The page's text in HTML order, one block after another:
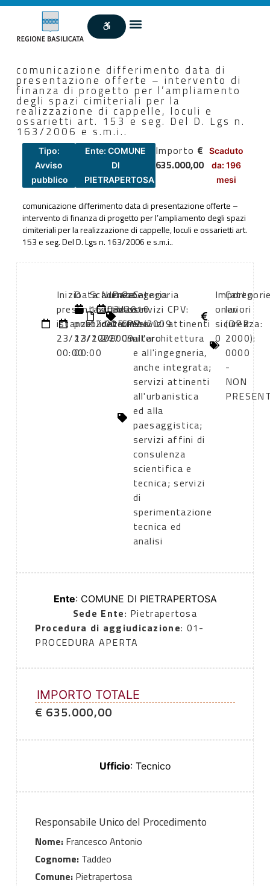
comunicazione differimento data di
presentazione offerte – intervento di
finanza di progetto per l’ampliamento
degli spazi cimiteriali per la
realizzazione di cappelle, loculi e
ossarietti art. 153 e seg. Del D. Lgs n.
163/2006 e s.m.i..
Tipo:
Avviso
pubblico
Ente: COMUNE
DI
PIETRAPERTOSA
Importo €
635.000,00
Scaduto
da: 196
mesi
comunicazione differimento data di presentazione offerte –
intervento di finanza di progetto per l’ampliamento degli spazi
cimiteriali per la realizzazione di cappelle, loculi e ossarietti art.
153 e seg. Del D. Lgs n. 163/2006 e s.m.i..
Inizio
presentazione
istanze:
23/12/2009
00:00
Data
di
pubblicazione:
23/12/2009
00:00
Scadenza:
16/03/2010
12:00
Numero
atto:
determina
247
Data
atto:
15/12/2009
Categoria
lavori
CPV:
Cimitero
Categoria
servizi CPV:
Servizi attinenti
all'architettura
e all'ingegneria,
anche integrata;
servizi attinenti
all'urbanistica
ed alla
paesaggistica;
servizi affini di
consulenza
scientifica e
tecnica; servizi
di
sperimentazione
tecnica ed
analisi
Importo
oneri
sicurezza:
0
lavori
(DPR
2000):
0000
-
NON
Ente: COMUNE DI PIETRAPERTOSA
Sede Ente: Pietrapertosa
Procedura di aggiudicazione: 01-
PROCEDURA APERTA
IMPORTO TOTALE
€ 635.000,00
Ufficio: Tecnico
Responsabile Unico del Procedimento
Nome:Francesco Antonio
Cognome:Taddeo
Comune:Pietrapertosa